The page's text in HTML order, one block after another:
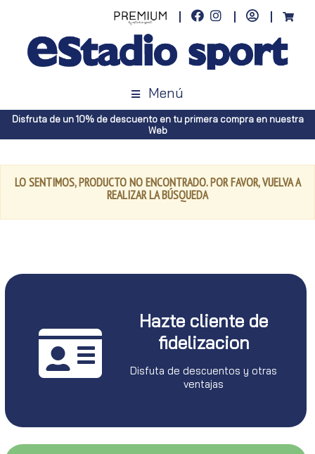
Menú
Disfruta de un 10% de descuento en tu primera compra en nuestra
Web
LO SENTIMOS, PRODUCTO NO ENCONTRADO. POR FAVOR, VUELVA A
REALIZAR LA BÚSQUEDA
Hazte cliente de
fidelizacion
Disfuta de descuentos y otras
ventajas